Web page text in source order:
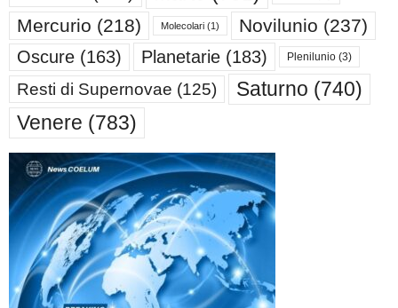
Mercurio (218) Molecolari (1) Novilunio (237)
Oscure (163) Planetarie (183) Plenilunio (3)
Resti di Supernovae (125) Saturno (740)
Venere (783)